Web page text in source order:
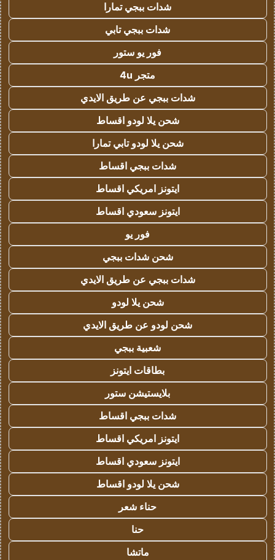
شدات ببجي تمارا
شدات ببجي تابي
فور يو ستور
متجر 4u
شدات ببجي عن طريق الايدي
شحن يلا لودو اقساط
شحن يلا لودو تابي تمارا
شدات ببجي اقساط
ايتونز امريكي اقساط
ايتونز سعودي اقساط
فور يو
شحن شدات ببجي
شدات ببجي عن طريق الايدي
شحن يلا لودو
شحن لودو عن طريق الايدي
شعبية ببجي
بطاقات ايتونز
بلايستيشن ستور
شدات ببجي اقساط
ايتونز امريكي اقساط
ايتونز سعودي اقساط
شحن يلا لودو اقساط
حناء شعر
حنا
ماتشا